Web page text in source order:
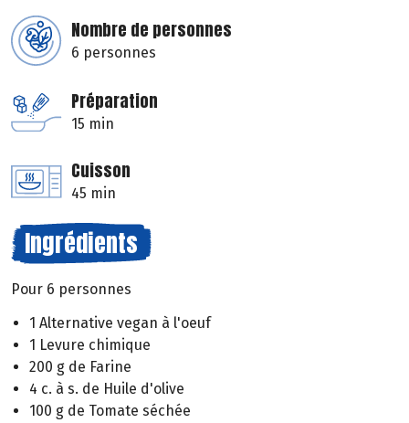
Nombre de personnes
6 personnes
Préparation
15 min
Cuisson
45 min
Ingrédients
Pour 6 personnes
1 Alternative vegan à l'oeuf
1 Levure chimique
200 g de Farine
4 c. à s. de Huile d'olive
100 g de Tomate séchée